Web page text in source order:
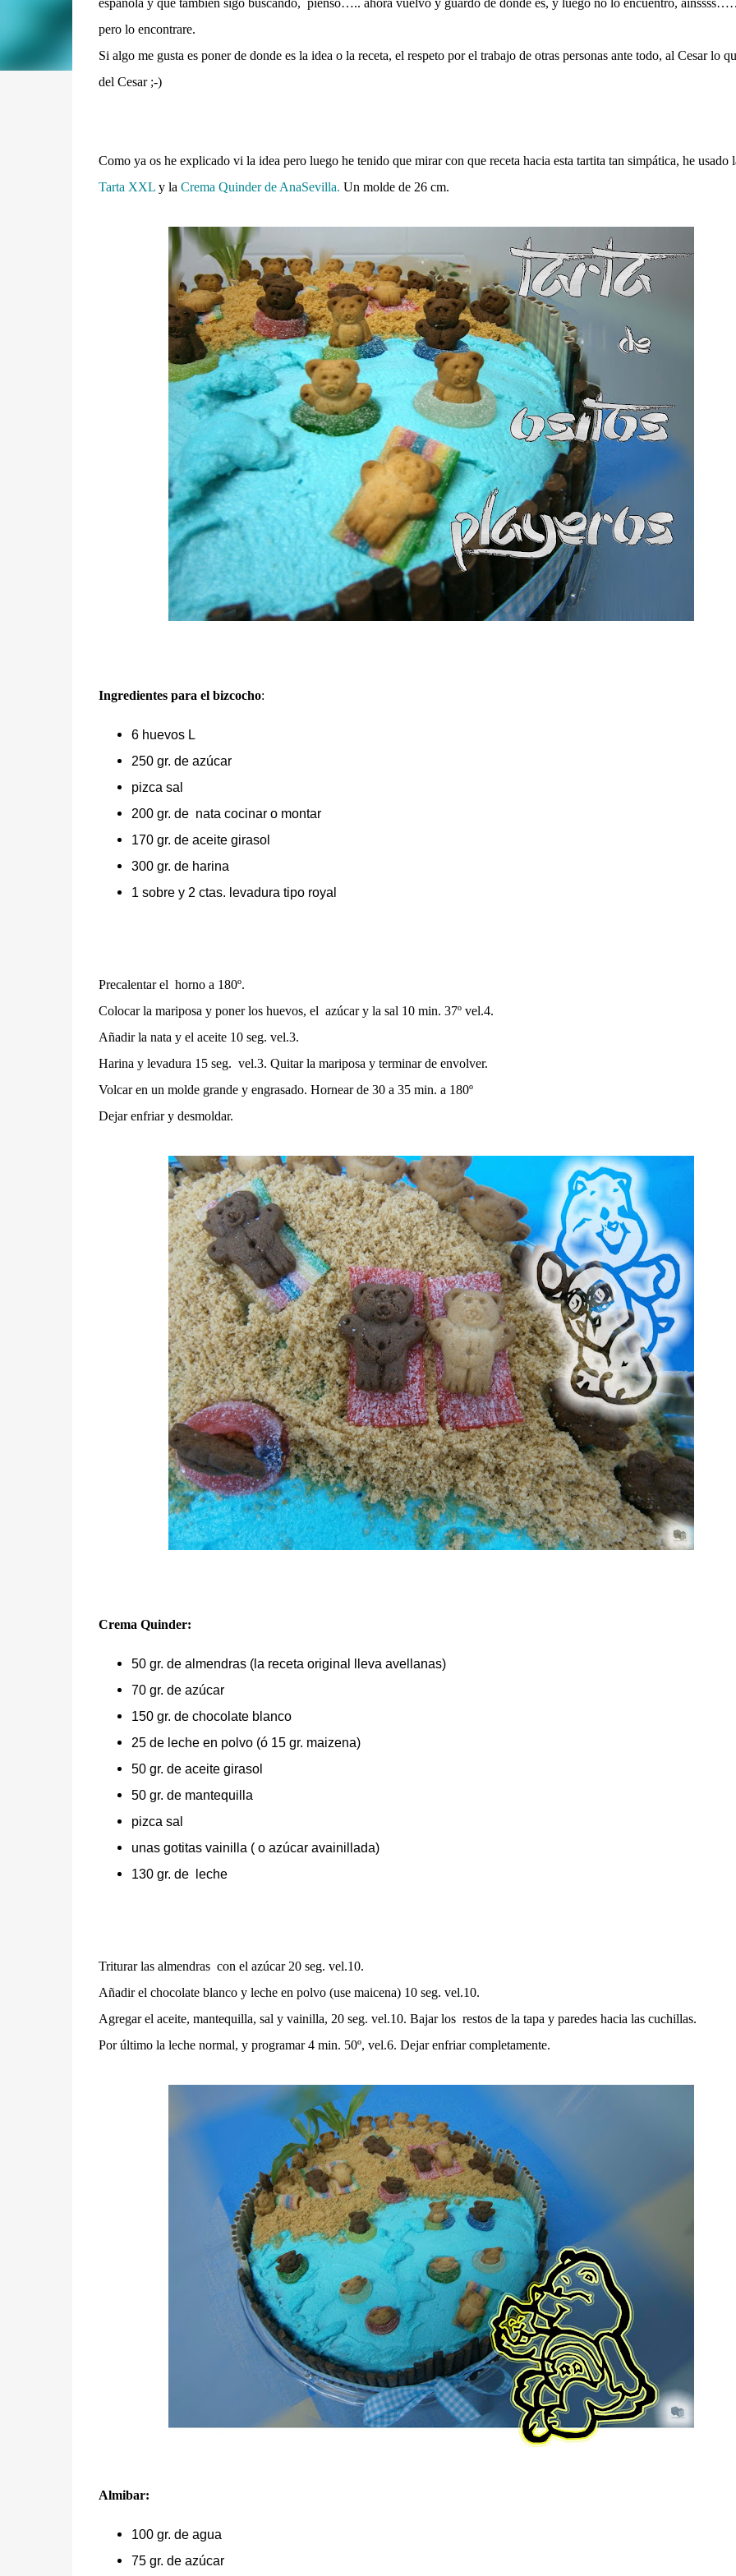
española y que también sigo buscando, pienso….. ahora vuelvo y guardo de donde es, y luego no lo encuentro,
pero lo encontrare.
Si algo me gusta es poner de donde es la idea o la receta, el respeto por el trabajo de otras personas ante todo, al Cesar lo
del Cesar ;-)
Como ya os he explicado vi la idea pero luego he tenido que mirar con que receta hacia esta tartita tan simpática, he usado
Tarta XXLy la Crema Quinder de AnaSevilla. Un molde de 26 cm.
Ingredientes para el bizcocho:
6 huevos L
250 gr. de azúcar
pizca sal
200 gr. de nata cocinar o montar
170 gr. de aceite girasol
300 gr. de harina
1 sobre y 2 ctas. levadura tipo royal
Precalentar el horno a 180º.
Colocar la mariposa y poner los huevos, el azúcar y la sal 10 min. 37º vel.4.
Añadir la nata y el aceite 10 seg. vel.3.
Harina y levadura 15 seg. vel.3. Quitar la mariposa y terminar de envolver.
Volcar en un molde grande y engrasado. Hornear de 30 a 35 min. a 180º
Dejar enfriar y desmoldar.
Crema Quinder:
50 gr. de almendras (la receta original lleva avellanas)
70 gr. de azúcar
150 gr. de chocolate blanco
25 de leche en polvo (ó 15 gr. maizena)
50 gr. de aceite girasol
50 gr. de mantequilla
pizca sal
unas gotitas vainilla ( o azúcar avainillada)
130 gr. de
leche
Triturar las almendras con el azúcar 20 seg. vel.10.
Añadir el chocolate blanco y leche en polvo (use maicena) 10 seg. vel.10.
Agregar el aceite, mantequilla, sal y vainilla, 20 seg. vel.10. Bajar los restos de la tapa y paredes hacia las cuchillas.
Por último la leche normal, y programar 4 min. 50º, vel.6. Dejar enfriar completamente.
Almibar:
100 gr. de agua
75 gr. de azúcar